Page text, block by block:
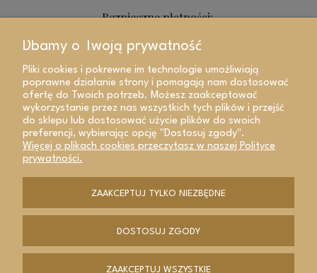
Bezpieczne płatności:
Dbamy o Twoją prywatność
Pliki cookies i pokrewne im technologie umożliwiają
poprawne działanie strony i pomagają nam dostosować
ofertę do Twoich potrzeb. Możesz zaakceptować
wykorzystanie przez nas wszystkich tych plików i przejść
do sklepu lub dostosować użycie plików do swoich
preferencji, wybierając opcję "Dostosuj zgody".
Więcej o plikach cookies przeczytasz w naszej Polityce
prywatności.
ZAAKCEPTUJ TYLKO NIEZBĘDNE
DOSTOSUJ ZGODY
ZAAKCEPTUJ WSZYSTKIE